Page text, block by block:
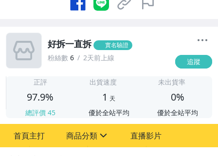
好拆一直拆 實名驗證
粉絲數 6 2天前上線 追蹤
正評
97.9%
總評價 45
出貨速度
1 天
優於全站平均
未出貨率
0%
優於全站平均
首頁主打 商品分類 直播影片